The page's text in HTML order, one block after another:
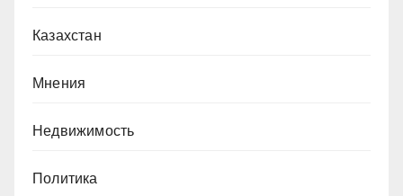
Казахстан
Мнения
Недвижимость
Политика